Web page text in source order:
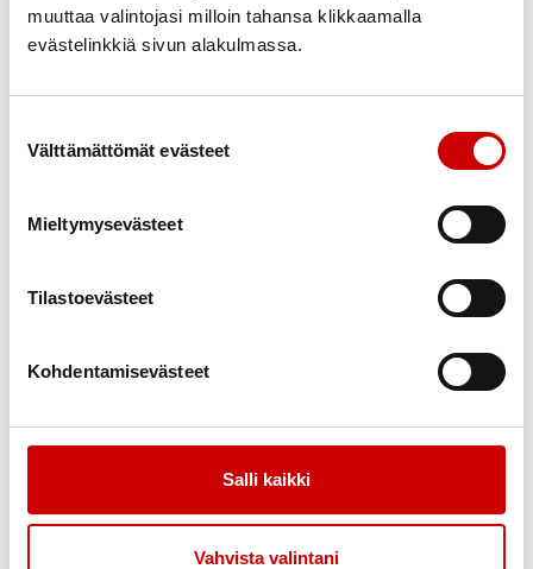
muuttaa valintojasi milloin tahansa klikkaamalla
evästelinkkiä sivun alakulmassa.
Välttämättömät evästeet
Mieltymysevästeet
Tilastoevästeet
Kohdentamisevästeet
Salli kaikki
Vahvista valintani
Leikkuulauta bambua (22cm x 15,5 cm) 15€